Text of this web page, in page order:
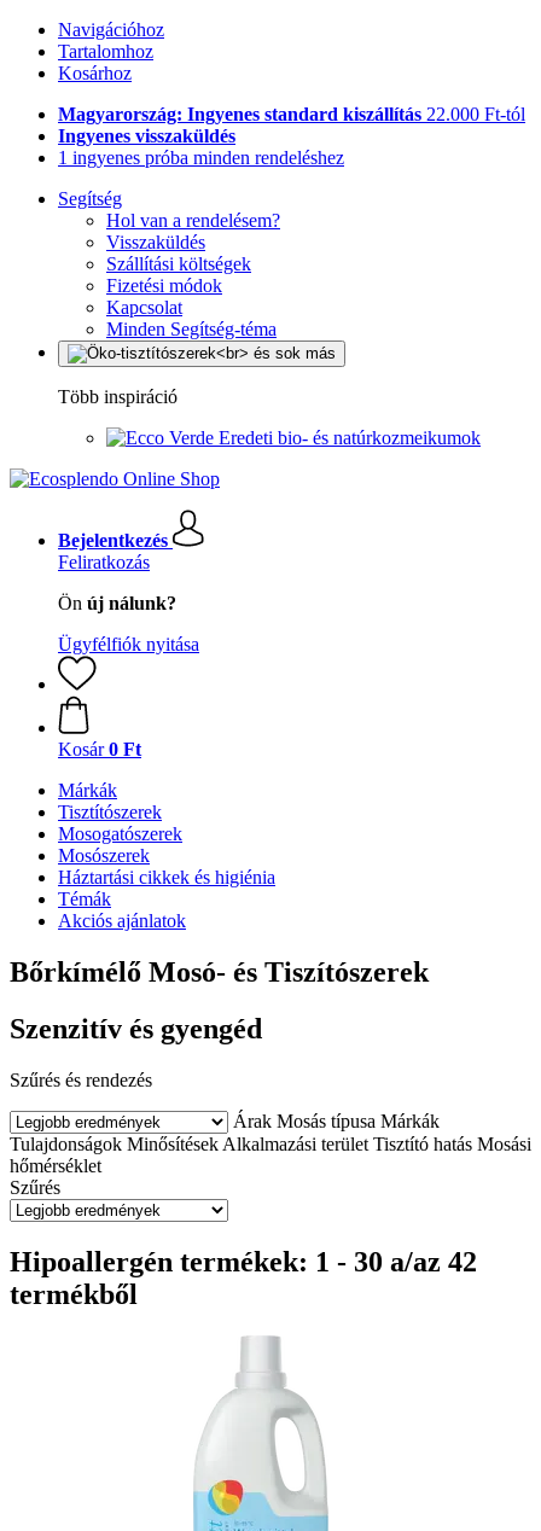
Navigációhoz
Tartalomhoz
Kosárhoz
Magyarország: Ingyenes standard kiszállítás 22.000 Ft-tól
Ingyenes visszaküldés
1 ingyenes próba minden rendeléshez
Segítség
Hol van a rendelésem?
Visszaküldés
Szállítási költségek
Fizetési módok
Kapcsolat
Minden Segítség-téma
Több inspiráció
Eredeti bio- és natúrkozmeikumok
Bejelentkezés
Feliratkozás
Ön új nálunk?
Ügyfélfiók nyitása
Kosár 0 Ft
Márkák
Tisztítószerek
Mosogatószerek
Mosószerek
Háztartási cikkek és higiénia
Témák
Akciós ajánlatok
Bőrkímélő Mosó- és Tiszítószerek
Szenzitív és gyengéd
Szűrés és rendezés
Árak Mosás típusa Márkák
Tulajdonságok Minősítések Alkalmazási terület Tisztító hatás Mosási
hőmérséklet
Szűrés
Hipoallergén termékek: 1 - 30 a/az 42
termékből